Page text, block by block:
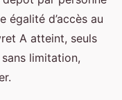
égalité d’accès au
A atteint, seuls
limitation,